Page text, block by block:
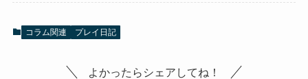
コラム関連 プレイ日記
よかったらシェアしてね！